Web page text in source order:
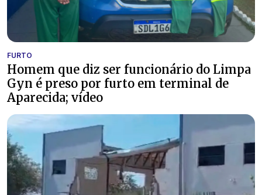
FURTO
Homem que diz ser funcionário do Limpa
Gyn é preso por furto em terminal de
Aparecida; vídeo